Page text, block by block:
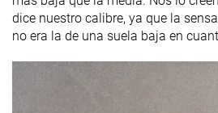
dice nuestro calibre, ya que la
no era la de una suela baja en